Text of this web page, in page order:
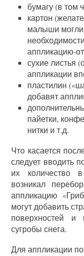
бумагу (в том
картон
малыши могли
аппликацию-
сухие листья
аппликации
пластилин
добавят
пайетки,
нитки и т.д.
Что касается
следует вводить
их количество
возникал
аппликацию
могут добавить
поверхностей и
сугробы снега.
Для аппликации